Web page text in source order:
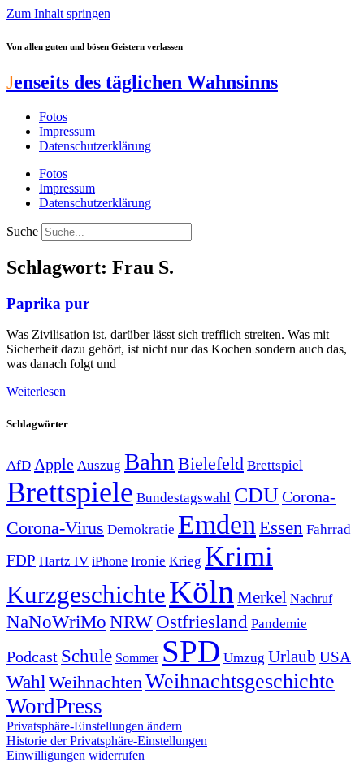
Zum Inhalt springen
Von allen guten und bösen Geistern verlassen
Jenseits des täglichen Wahnsinns
Fotos
Impressum
Datenschutzerklärung
Fotos
Impressum
Datenschutzerklärung
Suche
Schlagwort: Frau S.
Paprika pur
Was Zivilisation ist, darüber lässt sich trefflich streiten. Was mit
Sicherheit dazu gehört, ist nicht nur das Kochen sondern auch das,
was danach folgt und
Weiterlesen
Schlagwörter
AfD Apple Auszug Bahn Bielefeld Brettspiel
Brettspiele Bundestagswahl CDUCorona-
Corona-Virus Demokratie Emden Essen Fahrrad
FDP Hartz IV iPhone Ironie Krieg Krimi
KurzgeschichteKöln Merkel Nachruf
NaNoWriMo NRWOstfriesland Pandemie
Podcast Schule Sommer SPD Umzug Urlaub USA
Wahl Weihnachten Weihnachtsgeschichte
WordPress
Privatsphäre-Einstellungen ändern
Historie der Privatsphäre-Einstellungen
Einwilligungen widerrufen